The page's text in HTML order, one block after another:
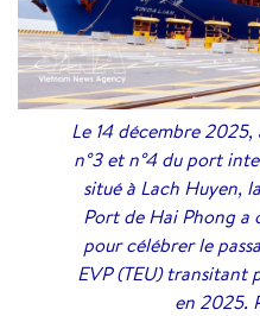
Le 14 décembre
n°3 et n°4 du port
situé à Lach Huyen,
Port de Hai Phong a
pour célébrer le
EVP (TEU) transitant
en 2025.